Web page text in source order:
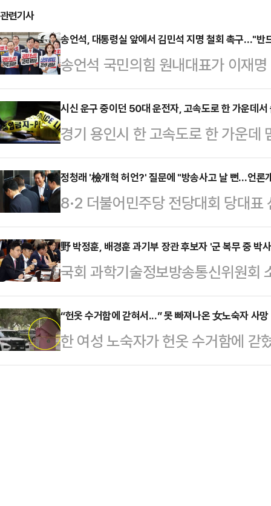
관련기사
송언석, 대통령실 앞에서 김민석 지명 철회 촉구…"반
송언석 국민의힘 원내대표가 이재
지명 철회를 거듭 촉구했다.송언석
앞에서 열린 의원총회 모두발언에
나도 해소되지 않았다. 오히려 의
할 일은 분명하다"고 압박했다.송
익이 들어오는 배추농사에 투자해
을) 배반하고 도망친 사람이라는
시 안하는 뻔뻔한 …
시신 운구 중이던 50대 운전자, 고속도로 한 가운데서
경기 용인시 한 고속도로 한 가운
진 채 발견됐다.30일 경기남부경
오후 11시28분쯤 영동고속도로 강
이 2차로에서 3차로 사이에 멈춰
구간 순찰 차량이 곧바로 현장에
분쯤 경찰이 도착해 운전석에서 의
했다.경찰은 운전석 유리를 깨고
술을 했고, …
정청래 '檢개혁 허언?' 질문에 "방송사고 날 뻔…언론
8·2 더불어민주당 전당대회 당대
와의 인터뷰 중 자신의 '검찰개혁'
했다"라며 불쾌한 감정을 드러냈다
진행자가 '추석 고향 갈 때 검찰청
월에 당대표가 되면 이건 좀 허언
따져 물은 뒤 "그래서 내가 KBS라
공정한 질문을 하기 때문에 그런
野 박정훈, 배경훈 과기부 장관 후보자 '군 복무 중 박
국회 과학기술정보방송통신위원회
학기술정보방송통신부 장관 후보
무 의혹을 제기했다.배 후보자가 제
2003년 9월 25일부터 2008년 5
체 복무했다.박 의원 측은 해당 기
“헌옷 수거함에 갇혀서...” 못 빠져나온 女노숙자 사망
한 여성 노숙자가 헌옷 수거함에 갇
28일(현지시간) 미국 뉴욕포스트